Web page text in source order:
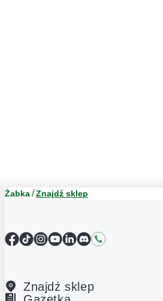
Żabka Znajdź sklep
Facebook
TikTokInstagram
YouTube
LinkedIn
DiscordKontakt
Znajdź sklep